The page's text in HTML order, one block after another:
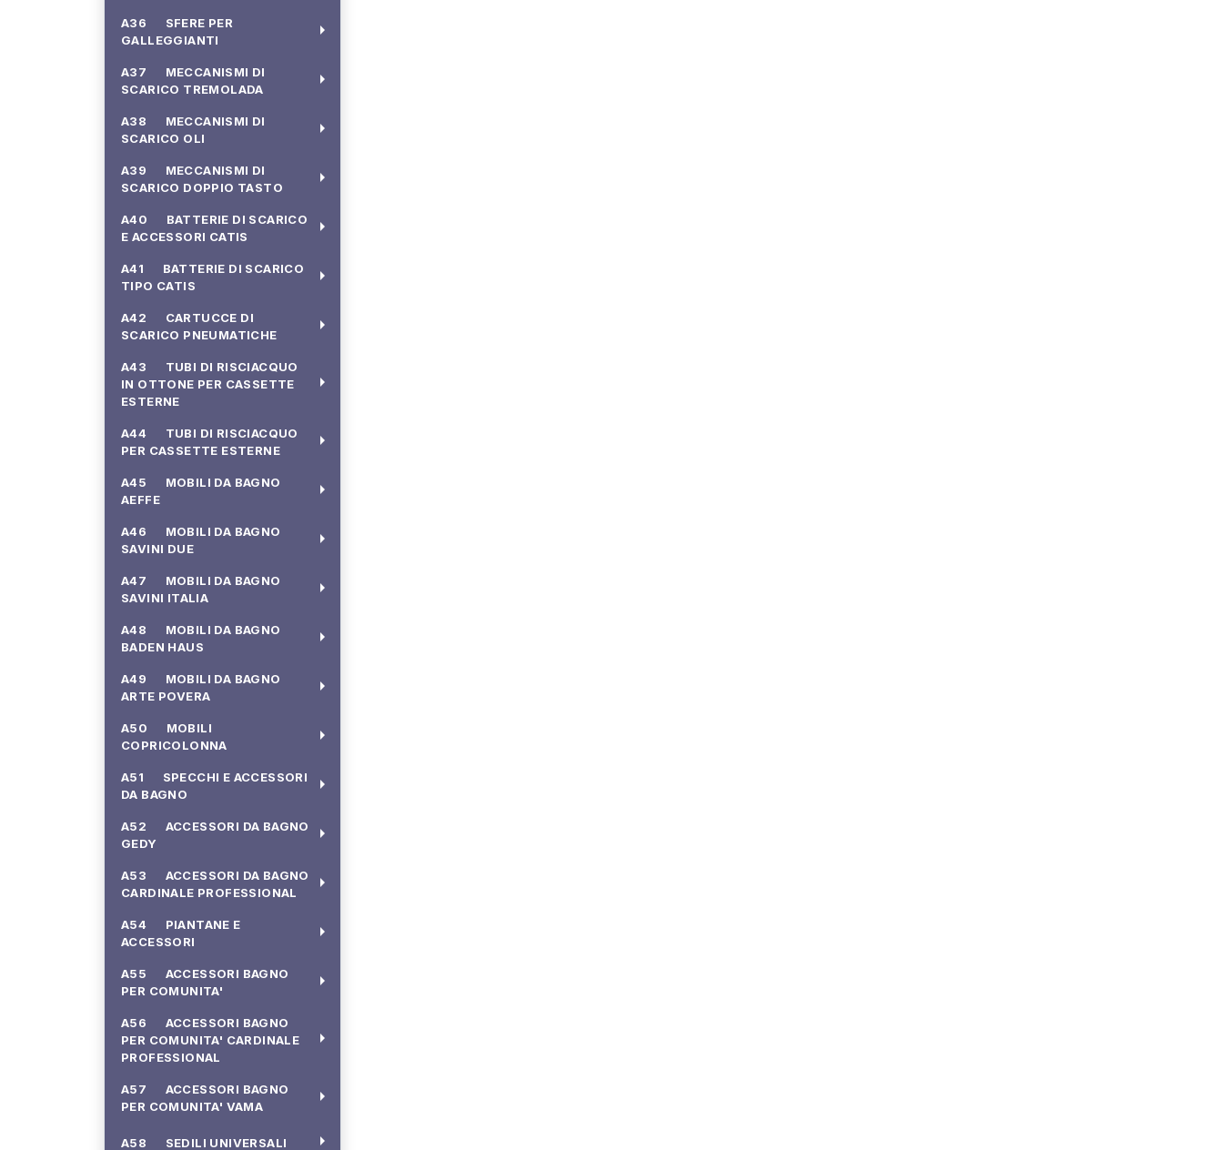
A36 SFERE PER
GALLEGGIANTI
arrow_right
A37 MECCANISMI DI
SCARICO TREMOLADA
arrow_right
A38 MECCANISMI DI
SCARICO OLI
arrow_right
A39 MECCANISMI DI
SCARICO DOPPIO TASTO
arrow_right
A40 BATTERIE DI SCARICO
E ACCESSORI CATIS
arrow_right
A41 BATTERIE DI SCARICO
TIPO CATIS
arrow_right
A42 CARTUCCE DI
SCARICO PNEUMATICHE
arrow_right
A43 TUBI DI RISCIACQUO
IN OTTONE PER CASSETTE
ESTERNE
arrow_right
A44 TUBI DI RISCIACQUO
PER CASSETTE ESTERNE
arrow_right
A45 MOBILI DA BAGNO
AEFFE
arrow_right
A46 MOBILI DA BAGNO
SAVINI DUE
arrow_right
A47 MOBILI DA BAGNO
SAVINI ITALIA
arrow_right
A48 MOBILI DA BAGNO
BADEN HAUS
arrow_right
A49 MOBILI DA BAGNO
ARTE POVERA
arrow_right
A50 MOBILI
COPRICOLONNA
arrow_right
A51 SPECCHI E ACCESSORI
DA BAGNO
arrow_right
A52 ACCESSORI DA BAGNO
GEDY
arrow_right
A53 ACCESSORI DA BAGNO
CARDINALE PROFESSIONAL
arrow_right
A54 PIANTANE E
ACCESSORI
arrow_right
A55 ACCESSORI BAGNO
PER COMUNITA'
arrow_right
A56 ACCESSORI BAGNO
PER COMUNITA' CARDINALE
PROFESSIONAL
arrow_right
A57 ACCESSORI BAGNO
PER COMUNITA' VAMA
arrow_right
A58 SEDILI UNIVERSALI arrow_right